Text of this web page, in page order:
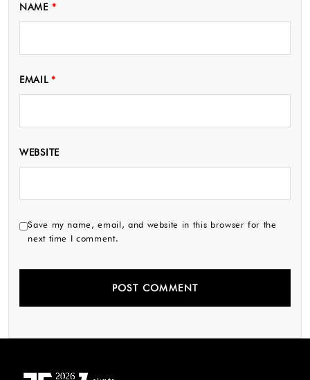
NAME *
EMAIL*
WEBSITE
Save my name, email, and website in this browser for the
next time I comment.